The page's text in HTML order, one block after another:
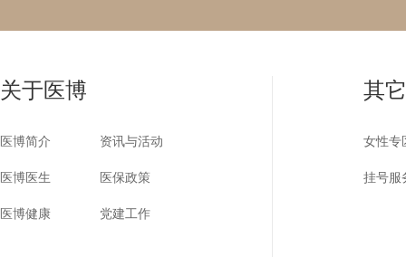
关于医博
医博简介 资讯与活动
医博医生 医保政策
医博健康 党建工作
其
女性专
挂号服